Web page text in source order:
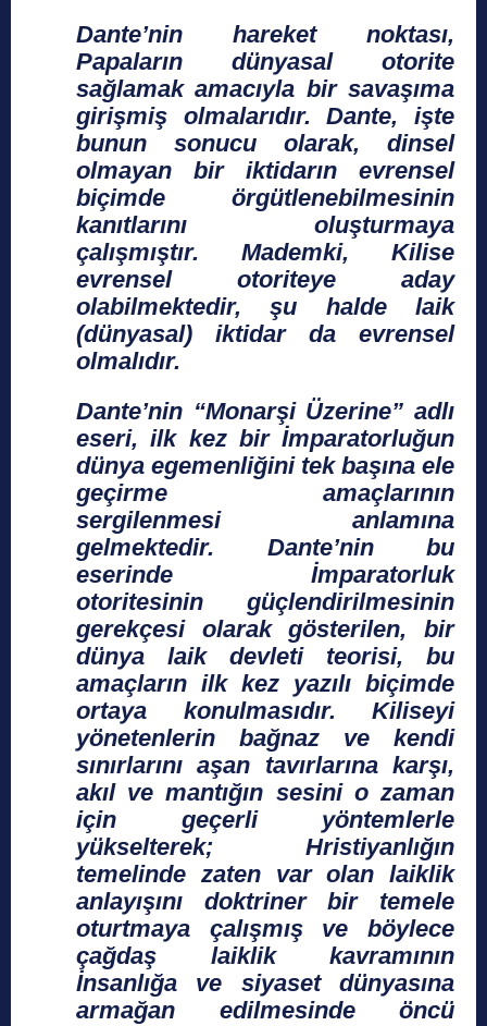
Dante’nin hareket noktası,
Papaların dünyasal otorite
sağlamak amacıyla bir savaşıma
girişmiş olmalarıdır. Dante, işte
bunun sonucu olarak, dinsel
olmayan bir iktidarın evrensel
biçimde örgütlenebilmesinin
kanıtlarını oluşturmaya
çalışmıştır. Mademki, Kilise
evrensel otoriteye aday
olabilmektedir, şu halde laik
(dünyasal) iktidar da evrensel
olmalıdır.
Dante’nin “Monarşi Üzerine” adlı
eseri, ilk kez bir İmparatorluğun
dünya egemenliğini tek başına ele
geçirme amaçlarının
sergilenmesi anlamına
gelmektedir. Dante’nin bu
eserinde İmparatorluk
otoritesinin güçlendirilmesinin
gerekçesi olarak gösterilen, bir
dünya laik devleti teorisi, bu
amaçların ilk kez yazılı biçimde
ortaya konulmasıdır. Kiliseyi
yönetenlerin bağnaz ve kendi
sınırlarını aşan tavırlarına karşı,
akıl ve mantığın sesini o zaman
için geçerli yöntemlerle
yükselterek; Hristiyanlığın
temelinde zaten var olan laiklik
anlayışını doktriner bir temele
oturtmaya çalışmış ve böylece
çağdaş laiklik kavramının
İnsanlığa ve siyaset dünyasına
armağan edilmesinde öncü